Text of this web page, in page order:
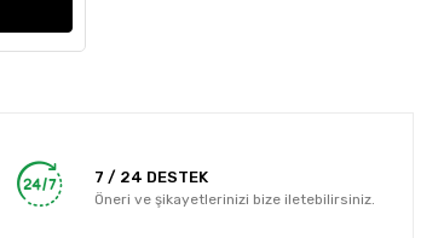
7 / 24 DESTEK
Öneri ve şikayetlerinizi bize iletebilirsiniz.